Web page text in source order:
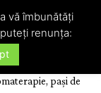
pași de
vă îmbunătăți
renunța: